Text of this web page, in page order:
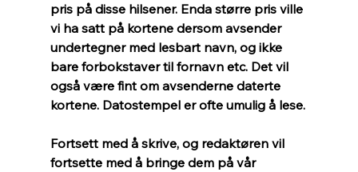
pris på disse hilsener. Enda større pris ville
vi ha satt på kortene dersom avsender
undertegner med lesbart navn, og ikke
bare forbokstaver til fornavn etc. Det vil
også være fint om avsenderne daterte
kortene. Datostempel er ofte umulig å lese.
Fortsett med å skrive, og redaktøren vil
fortsette med å bringe dem på vår